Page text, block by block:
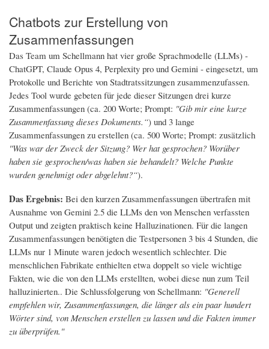
Chatbots zur Erstellung von
Zusammenfassungen
Das Team um Schellmann hat vier große Sprachmodelle (LLMs) -
ChatGPT, Claude Opus 4, Perplexity pro und Gemini - eingesetzt, um
Protokolle und Berichte von Stadtratssitzungen zusammenzufassen.
Jedes Tool wurde gebeten für jede dieser Sitzungen drei kurze
Zusammenfassungen (ca. 200 Worte; Prompt: "Gib mir eine kurze
Zusammenfassung dieses Dokuments.“) und 3 lange
Zusammenfassungen zu erstellen (ca. 500 Worte; Prompt: zusätzlich
"Was war der Zweck der Sitzung? Wer hat gesprochen? Worüber
haben sie gesprochen/was haben sie behandelt? Welche Punkte
wurden genehmigt oder abgelehnt?“).
Das Ergebnis: Bei den kurzen Zusammenfassungen übertrafen mit
Ausnahme von Gemini 2.5 die LLMs den von Menschen verfassten
Output und zeigten praktisch keine Halluzinationen. Für die langen
Zusammenfassungen benötigten die Testpersonen 3 bis 4 Stunden, die
LLMs nur 1 Minute waren jedoch wesentlich schlechter. Die
menschlichen Fabrikate enthielten etwa doppelt so viele wichtige
Fakten, wie die von den LLMs erstellten, wobei diese nun zum Teil
halluzinierten.. Die Schlussfolgerung von Schellmann: "Generell
empfehlen wir, Zusammenfassungen, die länger als ein paar hundert
Wörter sind, von Menschen erstellen zu lassen und die Fakten immer
zu überprüfen."